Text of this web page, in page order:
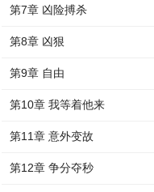
第7章 凶险搏杀
第8章 凶狠
第9章 自由
第10章 我等着他来
第11章 意外变故
第12章 争分夺秒